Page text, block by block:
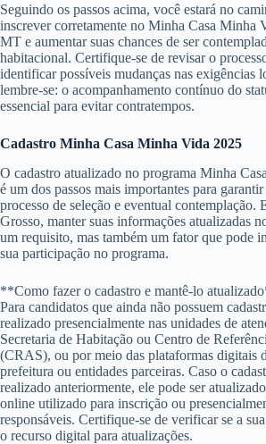
Seguindo os passos acima, você estará no
inscrever corretamente no Minha Casa Minha
MT e aumentar suas chances de ser
habitacional. Certifique-se de revisar o
identificar possíveis mudanças nas exigências
lembre-se: o acompanhamento contínuo do
essencial para evitar contratempos.
Cadastro Minha Casa Minha Vida 2025
O cadastro atualizado no programa Minha
é um dos passos mais importantes para
processo de seleção e eventual contemplação.
Grosso, manter suas informações atualizadas
um requisito, mas também um fator que pode
sua participação no programa.
**Como fazer o cadastro e mantê-lo
Para candidatos que ainda não possuem
realizado presencialmente nas unidades de
Secretaria de Habitação ou Centro de
(CRAS), ou por meio das plataformas digitais
prefeitura ou entidades parceiras. Caso o
realizado anteriormente, ele pode ser
online utilizado para inscrição ou
responsáveis. Certifique-se de verificar se a
o recurso digital para atualizações.